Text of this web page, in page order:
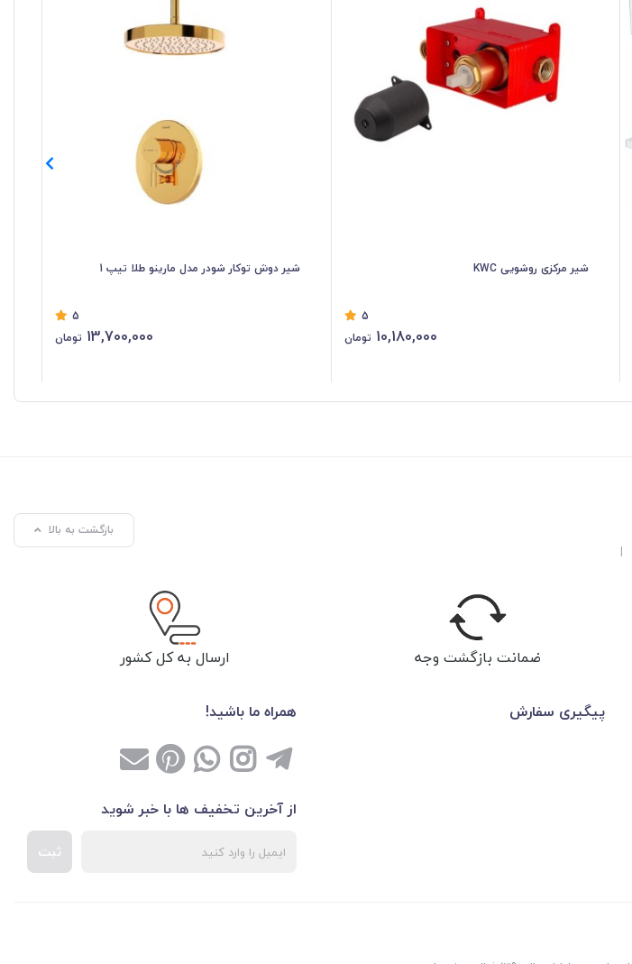
شیر مرکزی روشویی KWC
5
10,180,000 تومان
شیر دوش توکار شودر مدل مارینو طلا تیپ 1
5
13,700,000 تومان
|
بازگشت به بالا
ضمانت بازگشت وجه ارسال به کل کشور
پیگیری سفارش
همراه ما باشید!
از آخرین تخفیف ها با خبر شوید
ثبت